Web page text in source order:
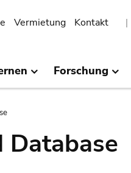
Vermietung Kontakt
Forschung